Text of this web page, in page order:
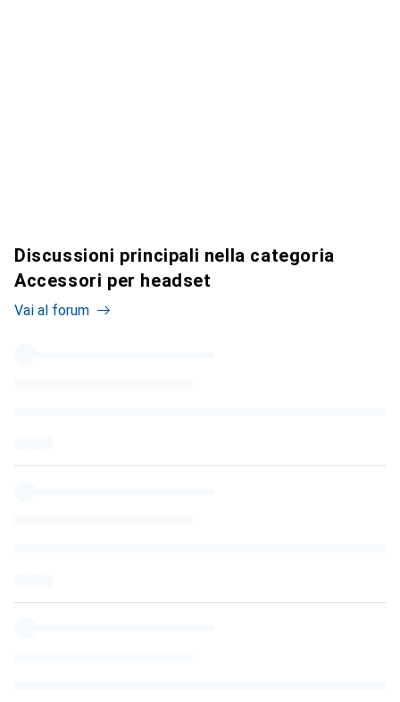
Discussioni principali nella categoria
Accessori per headset
Vai al forum